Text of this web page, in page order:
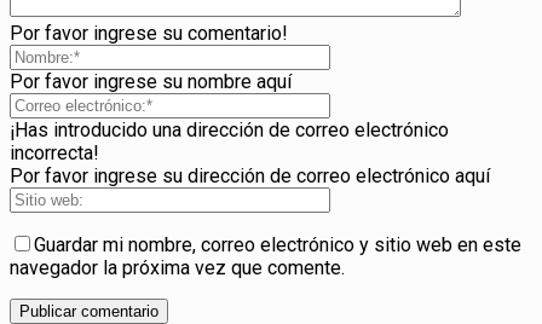
Por favor ingrese su comentario!
Por favor ingrese su nombre aquí
¡Has introducido una dirección de correo electrónico
incorrecta!
Por favor ingrese su dirección de correo electrónico aquí
Guardar mi nombre, correo electrónico y sitio web en este
navegador la próxima vez que comente.